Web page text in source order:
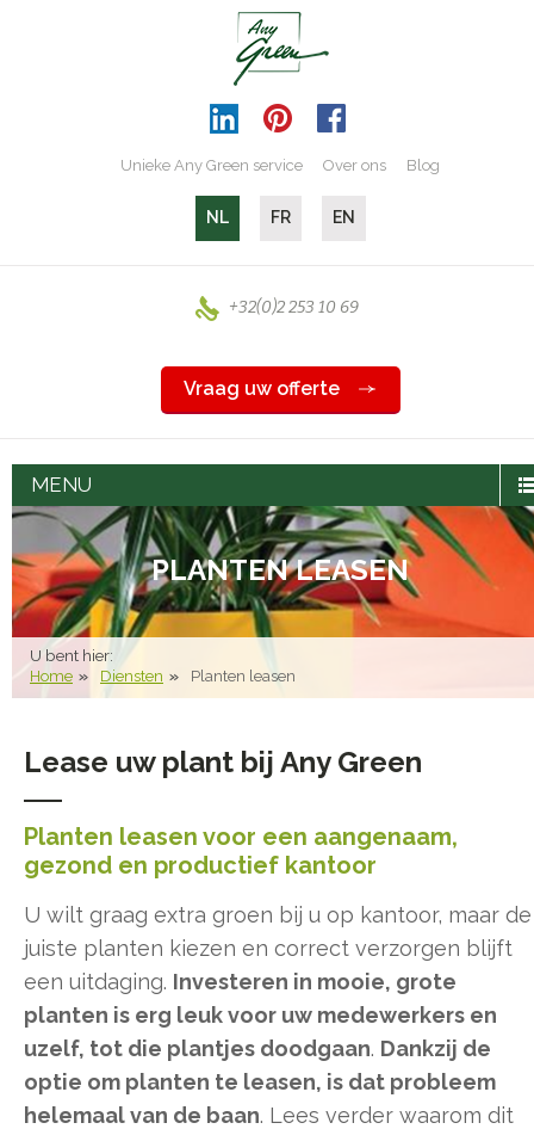
Unieke Any Green service Over ons Blog
NL FR EN
+32(0)2 253 10 69
Vraag uw offerte
MENU
PLANTEN LEASEN
U bent hier:
Home Diensten Planten leasen
Lease uw plant bij Any Green
Planten leasen voor een aangenaam,
gezond en productief kantoor
U wilt graag extra groen bij u op kantoor, maar de
juiste planten kiezen en correct verzorgen blijft
een uitdaging. Investeren in mooie, grote
planten is erg leuk voor uw medewerkers en
uzelf, tot die plantjes doodgaan. Dankzij de
optie om planten te leasen, is dat probleem
helemaal van de baan. Lees verder waarom dit